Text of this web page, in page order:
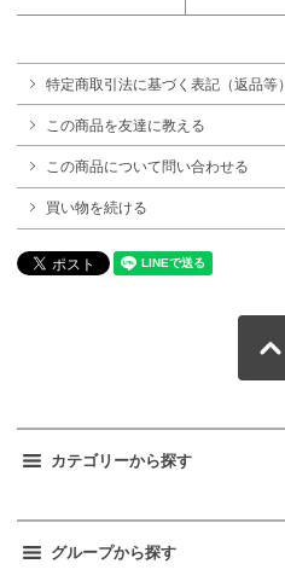
特定商取引法に基づく表記（返品等）
この商品を友達に教える
この商品について問い合わせる
買い物を続ける
カテゴリーから探す
グループから探す